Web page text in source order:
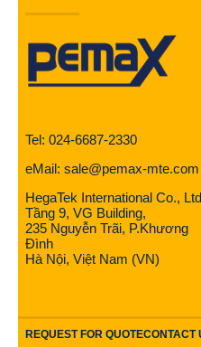
Tel: 024-6687-2330
eMail: sale@pemax-mte.com
HegaTek International Co.,
Tầng 9, VG Building,
235 Nguyễn Trãi, P.Khương
Đình
Hà Nội, Việt Nam (VN)
REQUEST FOR QUOTECONTACT